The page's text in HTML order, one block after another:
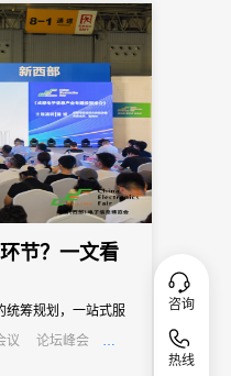
节？一文看
统筹规划，一站式服
成本的同时，提升
议
论坛峰会
咨询
热线